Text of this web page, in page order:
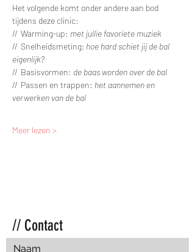
Het volgende komt onder andere aan bod
tijdens deze clinic:
//  Warming-up: met jullie favoriete muziek
//  Snelheidsmeting; hoe hard schiet jij de bal
eigenlijk?
//  Basisvormen: de baas worden over de bal
//  Passen en trappen: het aannemen en
verwerken van de bal
Meer lezen >
// Contact
Naam